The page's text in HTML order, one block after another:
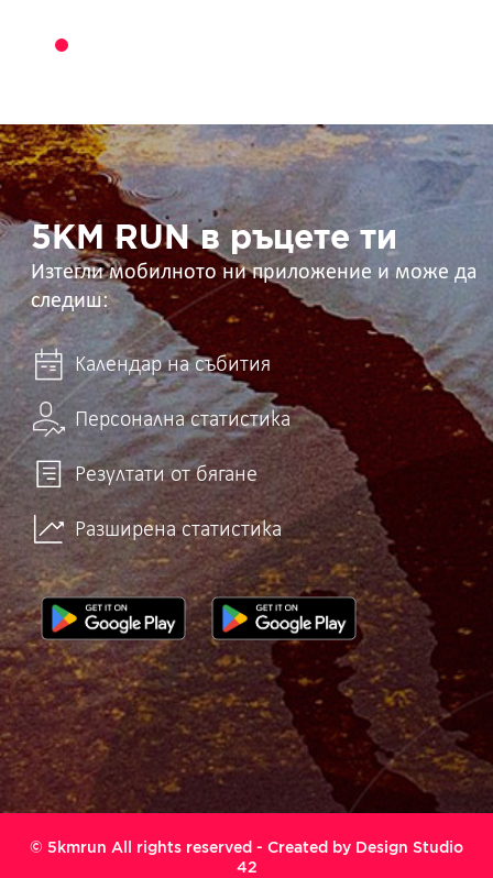
5KM
RUN
в
ръцете
ти 5KM RUN в ръцете ти
Изтегли мобилното ни приложение и може да
следиш:
Календар на събития
Персонална статистика
Резултати от бягане
Разширена статистика
© 5kmrun All rights reserved - Created by Design Studio
42